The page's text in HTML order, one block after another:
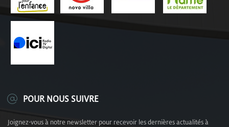
POUR NOUS SUIVRE
Joignez-vous à notre newsletter pour recevoir les dernières actualités à